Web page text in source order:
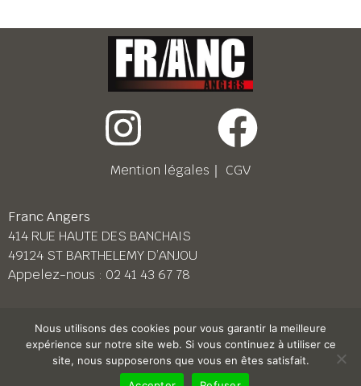
Mention légales ｜ CGV
Franc Angers
414 RUE HAUTE DES BANCHAIS
49124 ST BARTHELEMY D’ANJOU
Appelez-nous : 02 41 43 67 78
Franc Le Mans
158 BD PIERRE LEFAUCHEUX
72230 ARNAGE
02 43 87 38 08
Nous utilisons des cookies pour vous garantir la meilleure
expérience sur notre site web. Si vous continuez à utiliser ce
site, nous supposerons que vous en êtes satisfait.